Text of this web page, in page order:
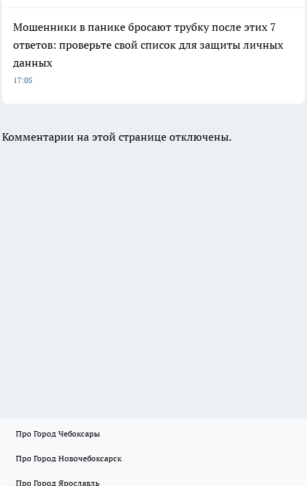
Мошенники в панике бросают трубку после этих 7
ответов: проверьте свой список для защиты личных
данных
17:05
Комментарии на этой странице отключены.
Про Город Чебоксары
Про Город Новочебоксарск
Про Город Ярославль